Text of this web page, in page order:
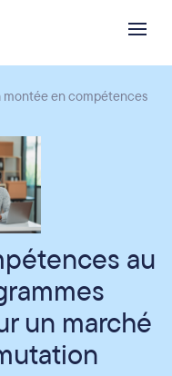
montée en compétences
au
un marché